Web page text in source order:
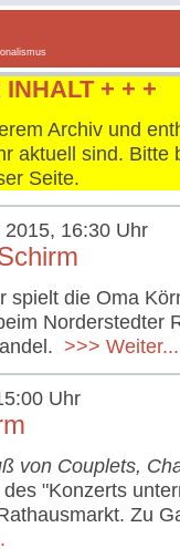
+ + +
Archiv und
aktuell sind. Bitte
Seite.
16:30 Uhr
spielt die Oma
Norderstedter
>>> Weiter...
Uhr
von Couplets,
"Konzerts
Zu